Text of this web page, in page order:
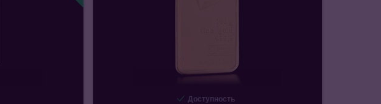
Доступность